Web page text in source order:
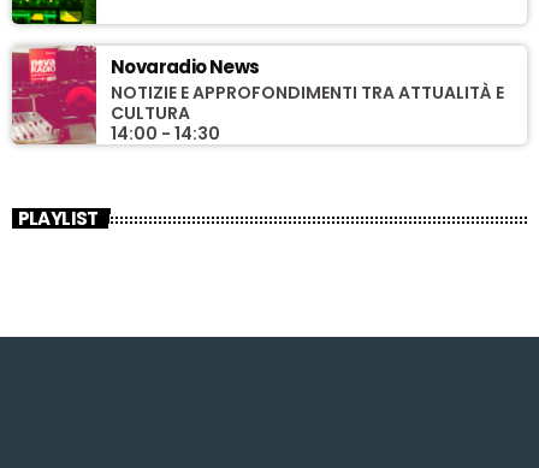
Novaradio News
NOTIZIE E APPROFONDIMENTI TRA ATTUALITÀ E
CULTURA
14:00 - 14:30
PLAYLIST